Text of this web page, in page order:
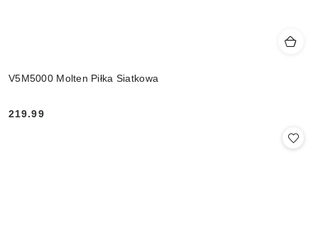
V5M5000 Molten Piłka Siatkowa
Cena:
219.99